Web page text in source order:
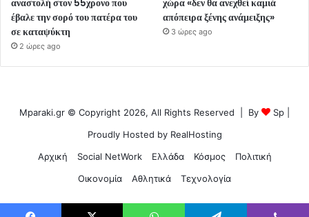
έβαλε την σορό του πατέρα του
σε καταψύκτη
2 ώρες ago
απόπειρα ξένης ανάμειξης»
3 ώρες ago
Mparaki.gr © Copyright 2026, All Rights Reserved | By Sp
Proudly Hosted by RealHosting
Αρχική
Social NetWork Ελλάδα Κόσμος
Πολιτική
Οικονομία
Αθλητικά Τεχνολογία